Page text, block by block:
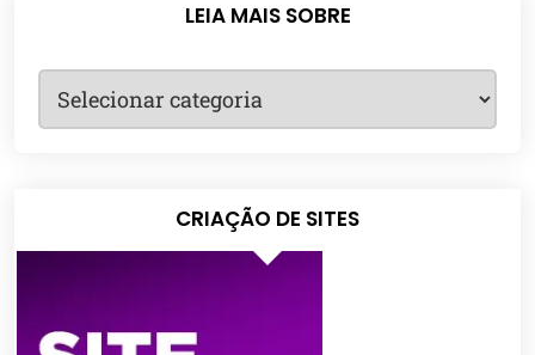
LEIA MAIS SOBRE
CRIAÇÃO DE SITES